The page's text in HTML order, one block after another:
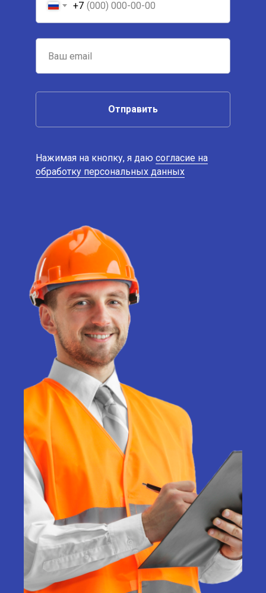
+7
Отправить
Нажимая на кнопку, я даю согласие на
обработку персональных данных